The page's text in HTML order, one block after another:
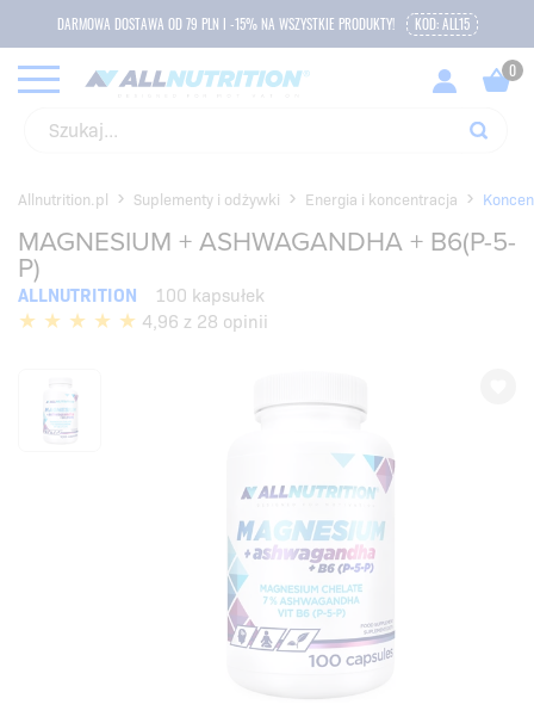
DARMOWA DOSTAWA OD 79 PLN I -15% NA WSZYSTKIE PRODUKTY! KOD: ALL15
Allnutrition.pl Suplementy i odżywki Energia i koncentracja
MAGNESIUM + ASHWAGANDHA + B6(P-5-
P)
ALLNUTRITION
100 kapsułek
4,96 z 28 opinii